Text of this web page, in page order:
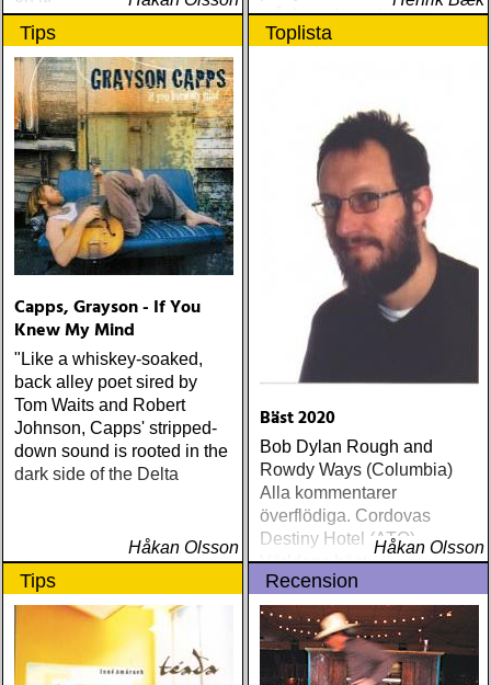
måske er hans bedste
gennem tiderne
Tips
Capps, Grayson - If You
Knew My Mind
"Like a whiskey-soaked,
back alley poet sired by
Tom Waits and Robert
Johnson, Capps' stripped-
down sound is rooted in the
dark side of the Delta
Håkan Olsson
Toplista
Bäst 2020
Bob Dylan Rough and
Rowdy Ways (Columbia)
Alla kommentarer
överflödiga. Cordovas
Destiny Hotel (ATO)
Världens bästa liveband
visar nu klassen även på
skiva
Håkan Olsson
Tips Recension